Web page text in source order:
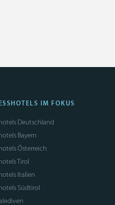
IM FOKUS
Deutschland
Bayern
Österreich
Tirol
Italien
Südtirol